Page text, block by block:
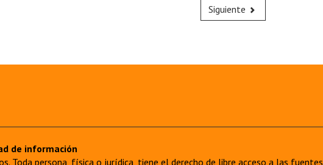
Siguiente
de información
Toda persona, física o jurídica, tiene el derecho de libre acceso a las fuentes